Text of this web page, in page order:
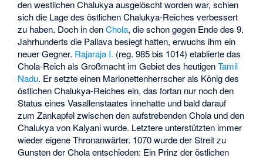
den westlichen Chalukya ausgelöscht worden war, schien
sich die Lage des östlichen Chalukya-Reiches verbessert
zu haben. Doch in denChola, die schon gegen Ende des 9.
Jahrhunderts die Pallava besiegt hatten, erwuchs ihm ein
neuer Gegner. Rajaraja I. (reg. 985 bis 1014) etablierte das
Chola-Reich als Großmacht im Gebiet des heutigenTamil
Nadu. Er setzte einen Marionettenherrscher als König des
östlichen Chalukya-Reiches ein, das fortan nur noch den
Status eines Vasallenstaates innehatte und bald darauf
zum Zankapfel zwischen den aufstrebenden Chola und den
Chalukya von Kalyani wurde. Letztere unterstützten immer
wieder eigene Thronanwärter. 1070 wurde der Streit zu
Gunsten der Chola entschieden: Ein Prinz der östlichen